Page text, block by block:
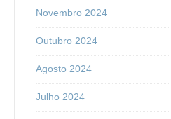
Novembro 2024
Outubro 2024
Agosto 2024
Julho 2024